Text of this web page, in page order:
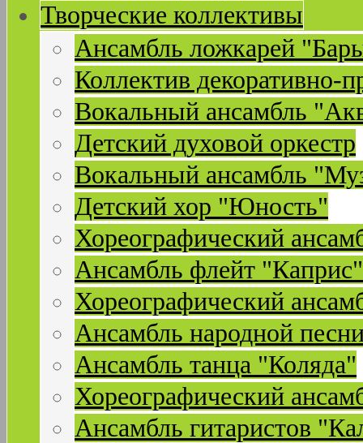
Творческие коллективы
Ансамбль ложкарей
Коллектив декоративно-
Вокальный ансамбль
Детский духовой оркестр
Вокальный ансамбль
Детский хор "Юность"
Хореографический
Ансамбль флейт "Каприс"
Хореографический
Ансамбль народной
Ансамбль танца "Коляда"
Хореографический
Ансамбль гитаристов